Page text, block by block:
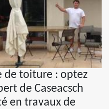
de toiture : optez
de Caseacsch
en travaux de